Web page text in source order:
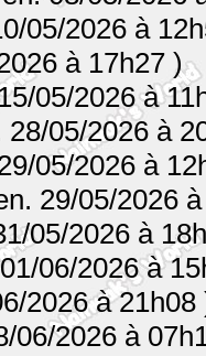
05/2026 à
à 17h27 )
05/2026 à
05/2026 à
05/2026 à
29/05/2026
05/2026 à
06/2026 à
2026 à 21h08
06/2026 à